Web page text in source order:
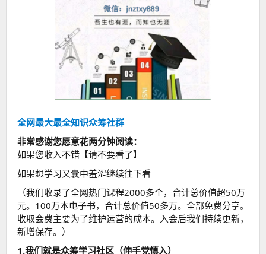
全网最大最全知识众筹社群
非常感谢您愿意花两分钟阅读：
如果您收入不错【请不要看了】
如果想学习又囊中羞涩继续往下看
（我们收录了全网热门课程2000多个，合计总价值超50万
元。100万本电子书，合计总价值50多万。全部免费分享。
收取会费主要为了维护运营的成本。入会后我们持续更新，
新增保存。）
1.我们就是众筹学习社区（伸手党慎入）